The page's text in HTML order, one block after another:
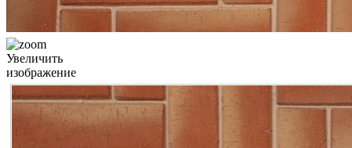
Увеличить
изображение